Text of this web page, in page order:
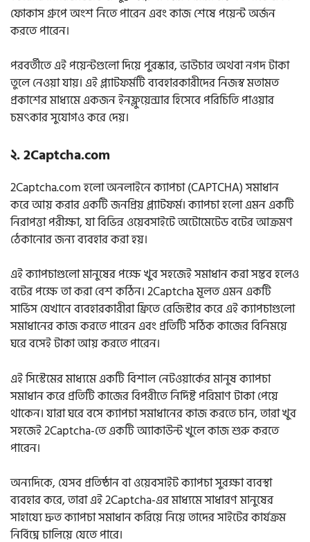
ফোকাস গ্রুপে অংশ নিতে পারেন এবং কাজ শেষে পয়েন্ট অর্জন
করতে পারেন।
পরবর্তীতে এই পয়েন্টগুলো দিয়ে পুরস্কার, ভাউচার অথবা নগদ টাকা
তুলে নেওয়া যায়। এই প্ল্যাটফর্মটি ব্যবহারকারীদের নিজস্ব মতামত
প্রকাশের মাধ্যমে একজন ইনফ্লুয়েন্সার হিসেবে পরিচিতি পাওয়ার
চমৎকার সুযোগও করে দেয়।
২. 2Captcha.com
2Captcha.com হলো অনলাইনে ক্যাপচা (CAPTCHA) সমাধান
করে আয় করার একটি জনপ্রিয় প্ল্যাটফর্ম। ক্যাপচা হলো এমন একটি
নিরাপত্তা পরীক্ষা, যা বিভিন্ন ওয়েবসাইটে অটোমেটেড বটের আক্রমণ
ঠেকানোর জন্য ব্যবহার করা হয়।
এই ক্যাপচাগুলো মানুষের পক্ষে খুব সহজেই সমাধান করা সম্ভব হলেও
বটের পক্ষে তা করা বেশ কঠিন। 2Captcha মূলত এমন একটি
সার্ভিস যেখানে ব্যবহারকারীরা ফ্রিতে রেজিস্টার করে এই ক্যাপচাগুলো
সমাধানের কাজ করতে পারেন এবং প্রতিটি সঠিক কাজের বিনিময়ে
ঘরে বসেই টাকা আয় করতে পারেন।
এই সিস্টেমের মাধ্যমে একটি বিশাল নেটওয়ার্কের মানুষ ক্যাপচা
সমাধান করে প্রতিটি কাজের বিপরীতে নির্দিষ্ট পরিমাণ টাকা পেয়ে
থাকেন। যারা ঘরে বসে ক্যাপচা সমাধানের কাজ করতে চান, তারা খুব
সহজেই 2Captcha-তে একটি অ্যাকাউন্ট খুলে কাজ শুরু করতে
পারেন।
অন্যদিকে, যেসব প্রতিষ্ঠান বা ওয়েবসাইট ক্যাপচা সুরক্ষা ব্যবস্থা
ব্যবহার করে, তারা এই 2Captcha-এর মাধ্যমে সাধারণ মানুষের
সাহায্যে দ্রুত ক্যাপচা সমাধান করিয়ে নিয়ে তাদের সাইটের কার্যক্রম
নির্বিঘ্নে চালিয়ে যেতে পারে।